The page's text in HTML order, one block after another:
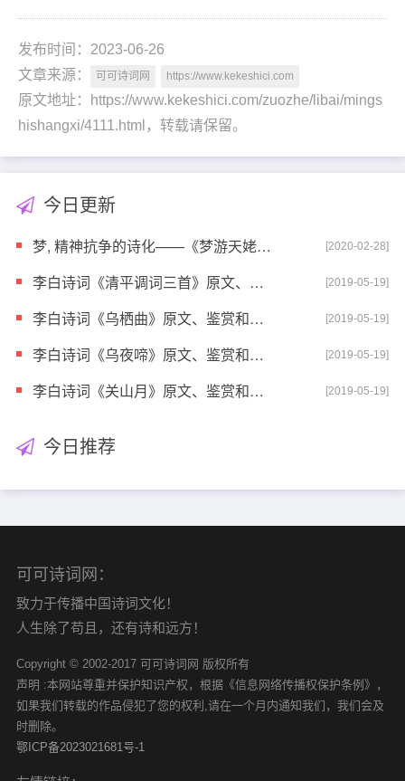
发布时间：2023-06-26
文章来源：
可可诗词网 https://www.kekeshici.com
原文地址：https://www.kekeshici.com/zuozhe/libai/mings
hishangxi/4111.html，转载请保留。
今日更新
梦, 精神抗争的诗化——《梦游天姥吟留别》赏析 [2020-02-28]
李白诗词《清平调词三首》原文、鉴赏和解读 [2019-05-19]
李白诗词《乌栖曲》原文、鉴赏和解读 [2019-05-19]
李白诗词《乌夜啼》原文、鉴赏和解读 [2019-05-19]
李白诗词《关山月》原文、鉴赏和解读 [2019-05-19]
今日推荐
可可诗词网：
致力于传播中国诗词文化！
人生除了苟且，还有诗和远方！
Copyright © 2002-2017 可可诗词网 版权所有
声明 :本网站尊重并保护知识产权，根据《信息网络传播权保护条例》，
如果我们转载的作品侵犯了您的权利,请在一个月内通知我们，我们会及
时删除。
鄂ICP备2023021681号-1